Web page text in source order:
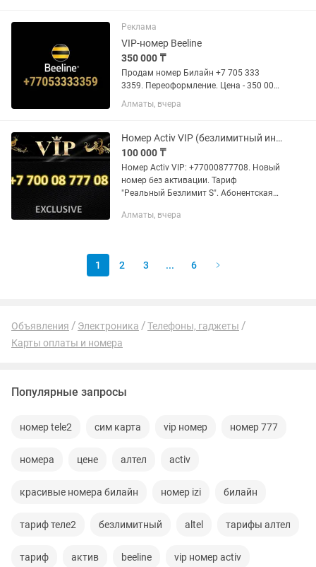
Реклама
VIP-номер Beeline
350 000 ₸
Продам номер Билайн +7 705 333
3359. Переоформление. Цена - 350 000
тг.
Алматы, вчера
Номер Activ VIP (безлимитный интернет)
100 000 ₸
Номер Activ VIP: +77000877708. Новый
номер без активации. Тариф
"Реальный Безлимит S". Абонентская
интернета без ограничений + 200
Алматы, вчера
1 2 3 ... 6
Объявления Электроника
Телефоны, гаджеты
Карты оплаты и номера
Популярные запросы
номер tele2 сим карта vip номер номер 777
номера цене алтел activ
красивые номера билайн номер izi билайн
тариф теле2 безлимитный altel тарифы алтел
тариф актив beeline vip номер activ